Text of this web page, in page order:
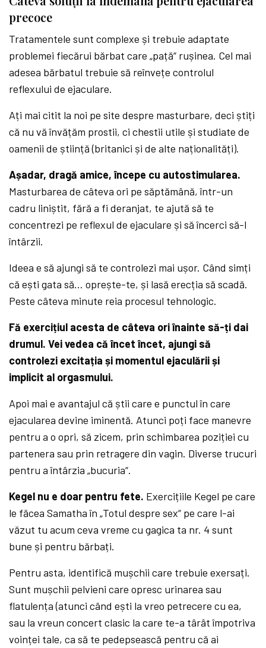
precoce
Tratamentele sunt complexe și trebuie adaptate
problemei fiecărui bărbat care „pață“ rușinea. Cel mai
adesea bărbatul trebuie să reînvețe controlul
reflexului de ejaculare.
Ați mai citit la noi pe site despre masturbare, deci știți
că nu vă învățăm prostii, ci chestii utile și studiate de
oamenii de știință (britanici și de alte naționalități).
Așadar, dragă amice, începe cu autostimularea.
Masturbarea de câteva ori pe săptămână, într-un
cadru liniștit, fără a fi deranjat, te ajută să te
concentrezi pe reflexul de ejaculare și să încerci să-l
întârzii.
Ideea e să ajungi să te controlezi mai ușor. Când simți
că ești gata să… oprește-te, și lasă erecția să scadă.
Peste câteva minute reia procesul tehnologic.
Fă exercițiul acesta de câteva ori înainte să-ți dai
drumul. Vei vedea că încet încet, ajungi să
controlezi excitația și momentul ejaculării și
implicit al orgasmului.
Apoi mai e avantajul că știi care e punctul în care
ejacularea devine iminentă. Atunci poți face manevre
pentru a o opri, să zicem, prin schimbarea poziției cu
partenera sau prin retragere din vagin. Diverse trucuri
pentru a întârzia „bucuria“.
Kegel nu e doar pentru fete. Exercițiile Kegel pe care
le făcea Samatha în „Totul despre sex“ pe care l-ai
văzut tu acum ceva vreme cu gagica ta nr. 4 sunt
bune și pentru bărbați.
Pentru asta, identifică mușchii care trebuie exersați.
Sunt mușchii pelvieni care opresc urinarea sau
flatulența (atunci când ești la vreo petrecere cu ea,
sau la vreun concert clasic la care te-a târât împotriva
voinței tale, ca să te pedepsească pentru că ai